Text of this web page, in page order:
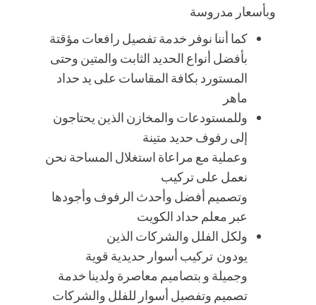
وبأسعار مدروسة
كما أننا نوفر خدمة تفصيل رافعات مؤقتة
بأفضل أنواع الحديد الثابت والمتين وحتى
المستورد بكافة المقاسات على يد حداد
ماهر
وللمستودعات والمخازن الذين يحتاجون
إلى رفوف حديد متينة
وعملية مع مراعاة استغلال المساحة نحن
نعمل على تركيب
وتصميم أفضل وأحدث الرفوف وأجودها
عبر معلم حداد الكويت
ولكل الفلل والشركات الذين
يودون تركيب أسوار حديدية قوية
وجميلة و بتصاميم معاصرة ولدينا خدمة
تصميم وتفصيل أسوار للفلل والشركات